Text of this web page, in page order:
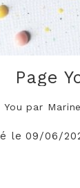
Page
You par Marine
le 09/06/